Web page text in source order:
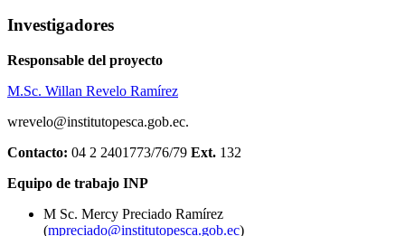
Investigadores
Responsable del proyecto
M.Sc. Willan Revelo Ramírez
wrevelo@institutopesca.gob.ec.
Contacto: 04 2 2401773/76/79 Ext. 132
Equipo de trabajo INP
M Sc. Mercy Preciado Ramírez
(mpreciado@institutopesca.gob.ec)